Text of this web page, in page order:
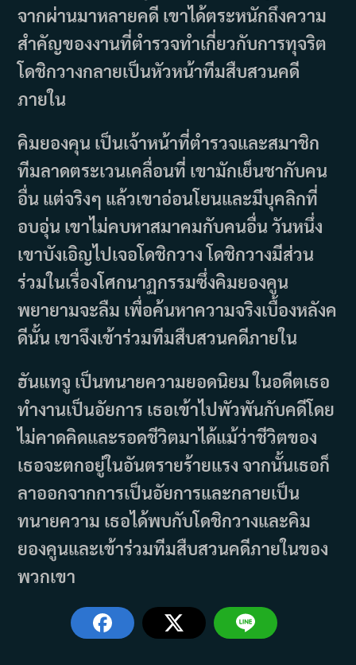
จากผ่านมาหลายคดี เขาได้ตระหนักถึงความ
สำคัญของงานที่ตำรวจทำเกี่ยวกับการทุจริต
โดชิกวางกลายเป็นหัวหน้าทีมสืบสวนคดี
ภายใน
คิมยองคุน เป็นเจ้าหน้าที่ตำรวจและสมาชิก
ทีมลาดตระเวนเคลื่อนที่ เขามักเย็นชากับคน
อื่น แต่จริงๆ แล้วเขาอ่อนโยนและมีบุคลิกที่
อบอุ่น เขาไม่คบหาสมาคมกับคนอื่น วันหนึ่ง
เขาบังเอิญไปเจอโดชิกวาง โดชิกวางมีส่วน
ร่วมในเรื่องโศกนาฏกรรมซึ่งคิมยองคูน
พยายามจะลืม เพื่อค้นหาความจริงเบื้องหลังค
ดีนั้น เขาจึงเข้าร่วมทีมสืบสวนคดีภายใน
ฮันแทจู เป็นทนายความยอดนิยม ในอดีตเธอ
ทำงานเป็นอัยการ เธอเข้าไปพัวพันกับคดีโดย
ไม่คาดคิดและรอดชีวิตมาได้แม้ว่าชีวิตของ
เธอจะตกอยู่ในอันตรายร้ายแรง จากนั้นเธอก็
ลาออกจากการเป็นอัยการและกลายเป็น
ทนายความ เธอได้พบกับโดชิกวางและคิม
ยองคูนและเข้าร่วมทีมสืบสวนคดีภายในของ
พวกเขา